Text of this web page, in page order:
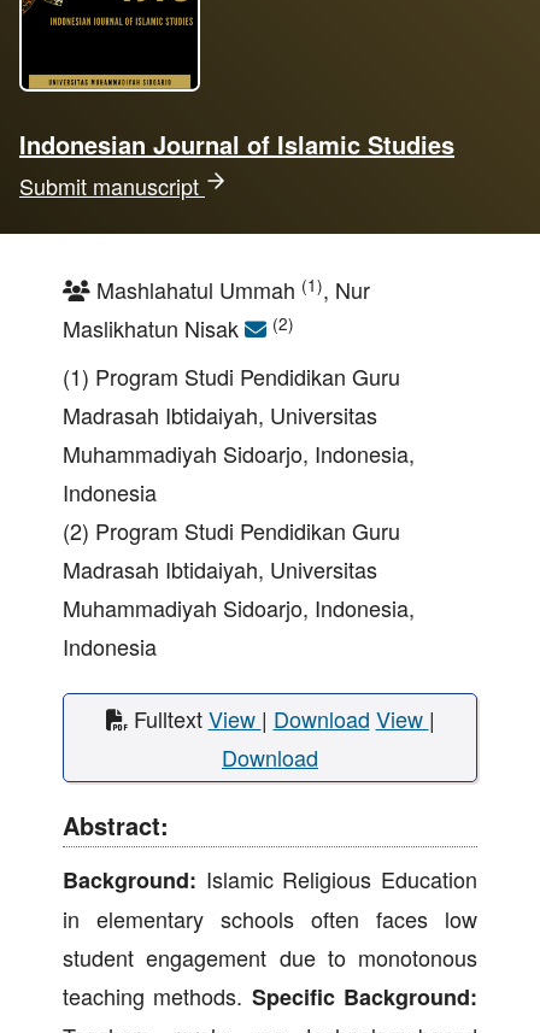
Indonesian Journal of Islamic Studies
Submit manuscript
Mashlahatul Ummah (1), Nur
Maslikhatun Nisak
(2)
(1) Program Studi Pendidikan Guru
Madrasah Ibtidaiyah, Universitas
Muhammadiyah Sidoarjo, Indonesia,
Indonesia
(2) Program Studi Pendidikan Guru
Madrasah Ibtidaiyah, Universitas
Muhammadiyah Sidoarjo, Indonesia,
Indonesia
FulltextView | Download View |
Download
Abstract:
Background: Islamic Religious Education
in elementary schools often faces low
student engagement due to monotonous
teaching methods. Specific Background: